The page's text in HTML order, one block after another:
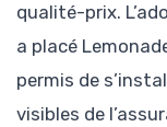
qualité-prix.
a placé
permis de
visibles de